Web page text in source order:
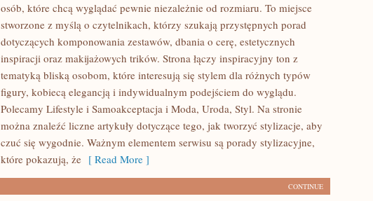
osób, które chcą wyglądać pewnie niezależnie od rozmiaru. To miejsce
stworzone z myślą o czytelnikach, którzy szukają przystępnych porad
dotyczących komponowania zestawów, dbania o cerę, estetycznych
inspiracji oraz makijażowych trików. Strona łączy inspiracyjny ton z
tematyką bliską osobom, które interesują się stylem dla różnych typów
figury, kobiecą elegancją i indywidualnym podejściem do wyglądu.
Polecamy Lifestyle i Samoakceptacja i Moda, Uroda, Styl. Na stronie
można znaleźć liczne artykuły dotyczące tego, jak tworzyć stylizacje, aby
czuć się wygodnie. Ważnym elementem serwisu są porady stylizacyjne,
które pokazują, że [ Read More ]
CONTINUE